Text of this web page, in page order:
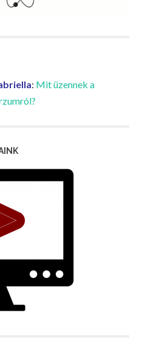
: Mit üzennek a